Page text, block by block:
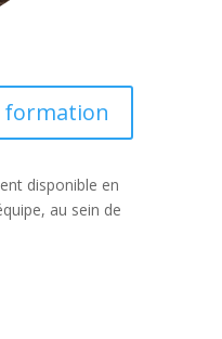
formation
disponible en
au sein de